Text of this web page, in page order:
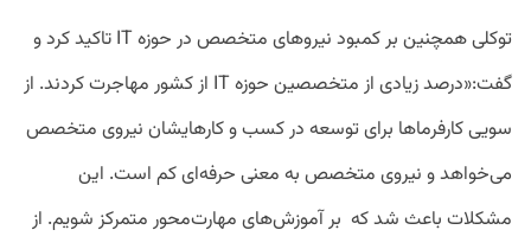
توکلی همچنین بر کمبود نیروهای متخصص در حوزه IT تاکید کرد و
گفت:«درصد زیادی از متخصصین حوزه IT از کشور مهاجرت کردند. از
سویی کارفرماها برای توسعه در کسب و کارهایشان نیروی متخصص
می‌خواهد و نیروی متخصص به معنی حرفه‌ای کم است. این
مشکلات باعث شد که بر آموزش‌های مهارت‌محور متمرکز شویم. از